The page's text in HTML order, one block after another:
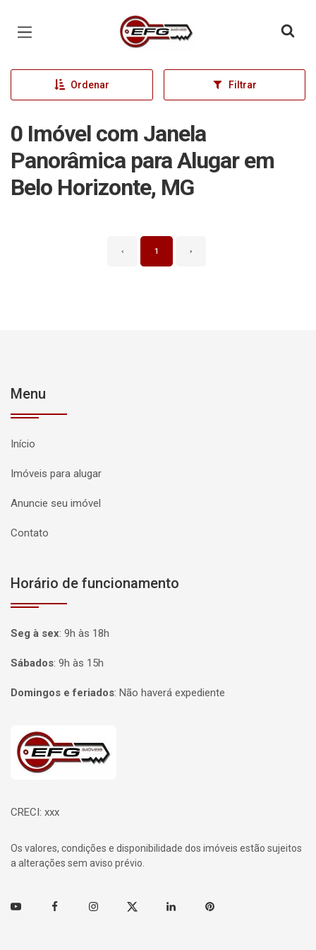
Página inicial
Ordenar Filtrar
0 Imóvel com Janela
Panorâmica para Alugar em
Belo Horizonte, MG
‹ 1 ›
Menu
Início
Imóveis para alugar
Anuncie seu imóvel
Contato
Horário de funcionamento
Seg à sex: 9h às 18h
Sábados: 9h às 15h
Domingos e feriados: Não haverá expediente
Página inicial
CRECI: xxx
Os valores, condições e disponibilidade dos imóveis estão sujeitos
a alterações sem aviso prévio.
Youtube FacebookInstagramTwitter Linkedin Pinterest